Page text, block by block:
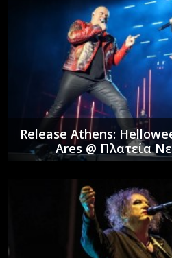
Release Athens:
Ares @ Πλατεία